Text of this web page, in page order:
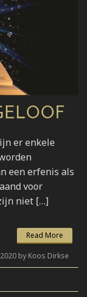
er enkele
een erfenis als
voor
niet […]
Read More
by Koos Dirkse